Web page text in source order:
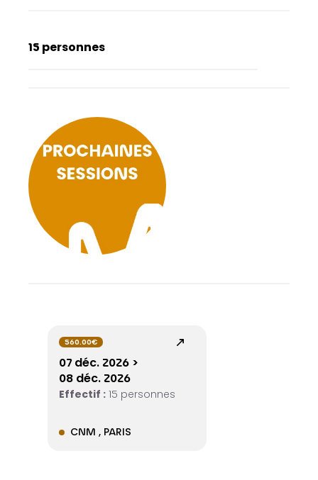
15 personnes
560.00€
07 déc. 2026 >
08 déc. 2026
Effectif : 15 personnes
CNM , PARIS